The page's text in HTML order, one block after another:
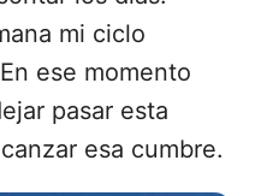
mi ciclo
ese momento
pasar esta
esa cumbre.